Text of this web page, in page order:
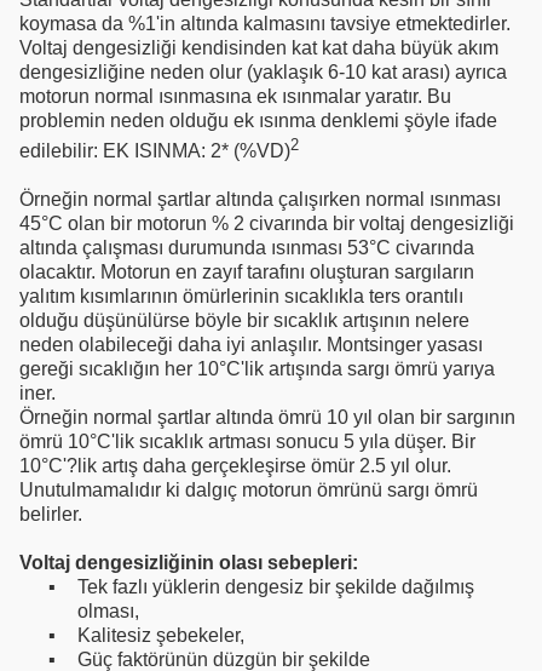
koymasa da %1'in altında kalmasını tavsiye etmektedirler.
Voltaj dengesizliği kendisinden kat kat daha büyük akım
dengesizliğine neden olur (yaklaşık 6-10 kat arası) ayrıca
motorun normal ısınmasına ek ısınmalar yaratır. Bu
problemin neden olduğu ek ısınma denklemi şöyle ifade
edilebilir: EK ISINMA: 2* (%VD)2
Örneğin normal şartlar altında çalışırken normal ısınması
45°C olan bir motorun % 2 civarında bir voltaj dengesizliği
altında çalışması durumunda ısınması 53°C civarında
olacaktır. Motorun en zayıf tarafını oluşturan sargıların
yalıtım kısımlarının ömürlerinin sıcaklıkla ters orantılı
olduğu düşünülürse böyle bir sıcaklık artışının nelere
neden olabileceği daha iyi anlaşılır. Montsinger yasası
gereği sıcaklığın her 10°C'lik artışında sargı ömrü yarıya
iner.
Örneğin normal şartlar altında ömrü 10 yıl olan bir sargının
ömrü 10°C'lik sıcaklık artması sonucu 5 yıla düşer. Bir
10°C'?lik artış daha gerçekleşirse ömür 2.5 yıl olur.
Unutulmamalıdır ki dalgıç motorun ömrünü sargı ömrü
belirler.
Voltaj dengesizliğinin olası sebepleri:
▪
Tek fazlı yüklerin dengesiz bir şekilde dağılmış
olması,
▪
Kalitesiz şebekeler,
▪
Güç faktörünün düzgün bir şekilde